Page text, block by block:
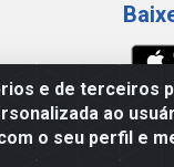
e de terceiros
ao
o seu perfil e
E LOGÍSTICA